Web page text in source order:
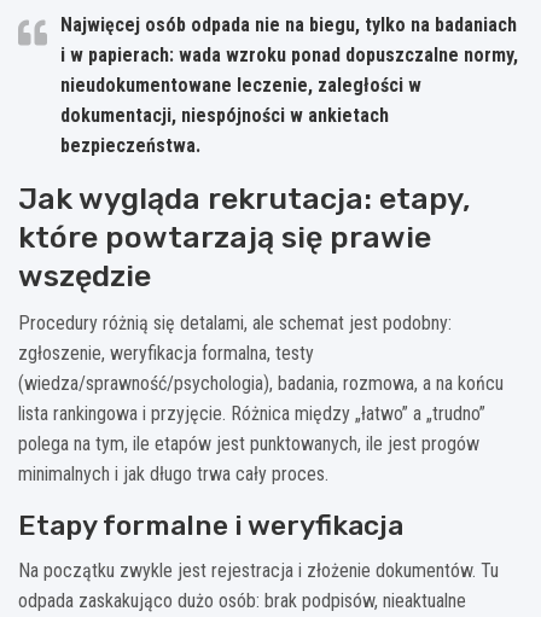
Najwięcej osób odpada nie na biegu, tylko na badaniach
i w papierach: wada wzroku ponad dopuszczalne normy,
nieudokumentowane leczenie, zaległości w
dokumentacji, niespójności w ankietach
bezpieczeństwa.
Jak wygląda rekrutacja: etapy,
które powtarzają się prawie
wszędzie
Procedury różnią się detalami, ale schemat jest podobny:
zgłoszenie, weryfikacja formalna, testy
(wiedza/sprawność/psychologia), badania, rozmowa, a na końcu
lista rankingowa i przyjęcie. Różnica między „łatwo” a „trudno”
polega na tym, ile etapów jest punktowanych, ile jest progów
minimalnych i jak długo trwa cały proces.
Etapy formalne i weryfikacja
Na początku zwykle jest rejestracja i złożenie dokumentów. Tu
odpada zaskakująco dużo osób: brak podpisów, nieaktualne